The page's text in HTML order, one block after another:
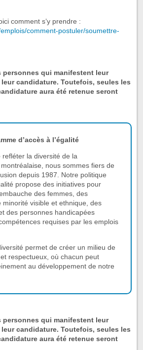
comment s’y prendre :
comment-postuler/soumettre-
personnes qui manifestent leur
candidature. Toutefois, seules les
aura été retenue seront
d’accès à l’égalité
refléter la diversité de la
nous sommes fiers de
depuis 1987. Notre politique
propose des initiatives pour
des femmes, des
minorité visible et ethnique, des
des personnes handicapées
requises par les emplois
permet de créer un milieu de
respectueux, où chacun peut
au développement de notre
personnes qui manifestent leur
candidature. Toutefois, seules les
aura été retenue seront